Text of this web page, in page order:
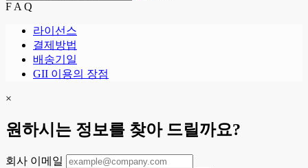
F A Q
라이선스
결제방법
배송기일
GII 이용의 장점
×
원하시는 정보를 찾아 드릴까요?
회사 이메일